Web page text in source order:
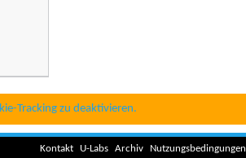
Tracking zu deaktivieren.
Kontakt U-Labs Archiv Nutzungsbedingungen